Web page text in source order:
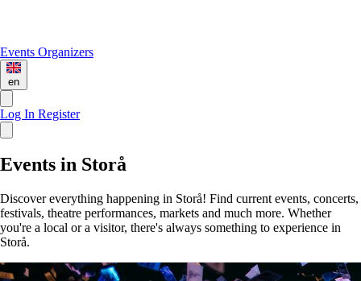
Events Organizers
en
Log In Register
Events in Storå
Discover everything happening in Storå! Find current events, concerts,
festivals, theatre performances, markets and much more. Whether
you're a local or a visitor, there's always something to experience in
Storå.